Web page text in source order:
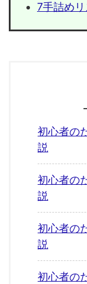
7手詰めリ
初心者の
説
初心者の
説
初心者の
説
初心者の